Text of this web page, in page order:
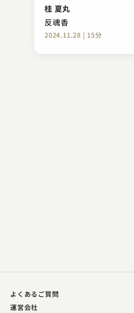
桂 夏丸
反魂香
2024.11.28 | 15分
磯の鮑
2023.10.30 | 17分
よくあるご質問
運営会社